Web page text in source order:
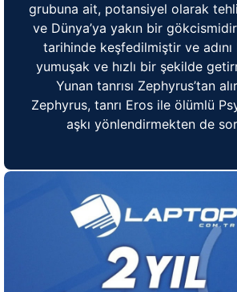
grubuna ait, potansiyel olarak
ve Dünya’ya yakın bir
tarihinde keşfedilmiştir ve adını
yumuşak ve hızlı bir şekilde
Yunan tanrısı Zephyrus’tan
Zephyrus, tanrı Eros ile ölümlü
aşkı yönlendirmekten de